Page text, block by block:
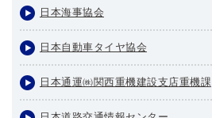
日本海事協会
日本自動車タイヤ協会
日本通運㈱関西重機建設支店重機課